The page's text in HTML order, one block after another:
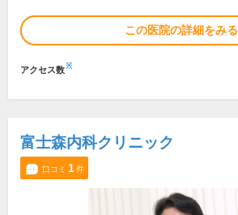
この医院の詳細をみる
アクセス数※
富士森内科クリニック
口コミ 1件